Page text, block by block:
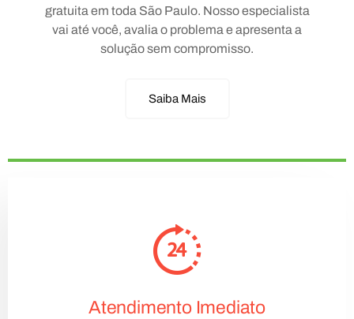
gratuita em toda São Paulo. Nosso especialista
vai até você, avalia o problema e apresenta a
solução sem compromisso.
Saiba Mais
Atendimento Imediato